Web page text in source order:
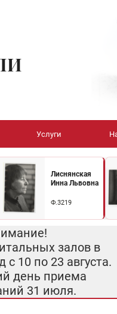
Услуги
Лиснянская
Инна Львовна
Ф.3219
залов в
с 10 по 23 августа.
день приема
31 июля.